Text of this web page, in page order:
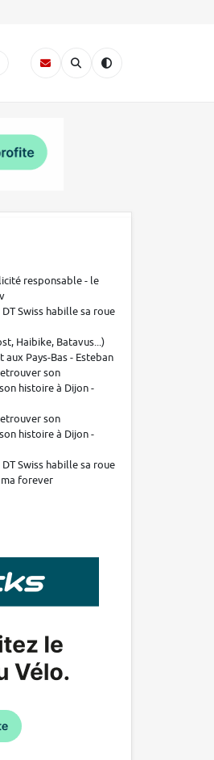
responsable - le
DT Swiss habille sa roue
Haibike, Batavus...)
Pays-Bas - Esteban
son
histoire à Dijon -
son
histoire à Dijon -
DT Swiss habille sa roue
forever